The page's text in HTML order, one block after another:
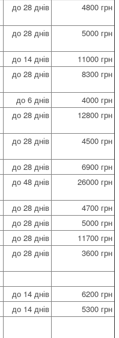
до 28 днів 4800 грн
до 28 днів 5000 грн
до 14 днів
11000 грн
до 28 днів 8300 грн
до 6 днів
4000 грн
до 28 днів 12800 грн
до 28 днів 4500 грн
до 28 днів
6900 грн
до 48 днів 26000 грн
до 28 днів
4700 грн
до 28 днів
5000 грн
до 28 днів
11700 грн
до 28 днів 3600 грн
до 14 днів
6200 грн
до 14 днів
5300 грн